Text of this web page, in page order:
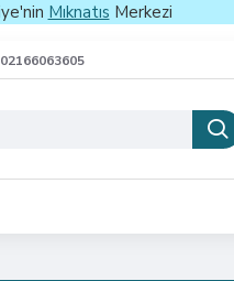
Mıknatıs Merkezi